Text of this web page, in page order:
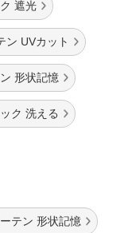
遮光
ン UVカット
形状記憶
ク 洗える
テン 形状記憶